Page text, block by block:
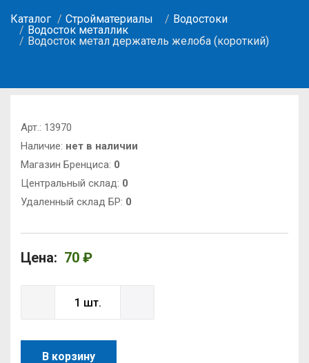
Каталог Стройматериалы
Водостоки
Водосток металлик
Водосток метал держатель желоба (короткий)
Арт.: 13970
Наличие: нет в наличии
Магазин Бренциса: 0
Центральный склад: 0
Удаленный склад БР: 0
Цена: 70 ₽
В корзину